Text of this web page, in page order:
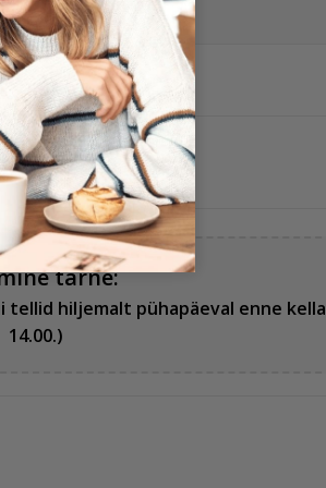
11.97€)
tarne:
tellid hiljemalt pühapäeval enne kella
14.00.)